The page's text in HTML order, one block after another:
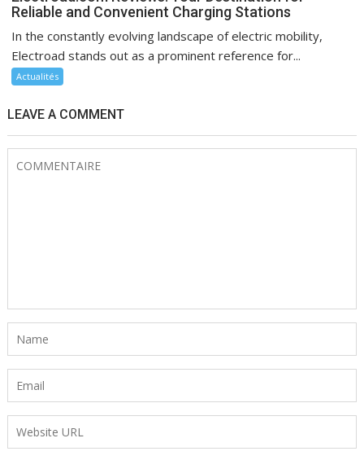
Reliable and Convenient Charging Stations
In the constantly evolving landscape of electric mobility,
Electroad stands out as a prominent reference for...
Actualités
LEAVE A COMMENT